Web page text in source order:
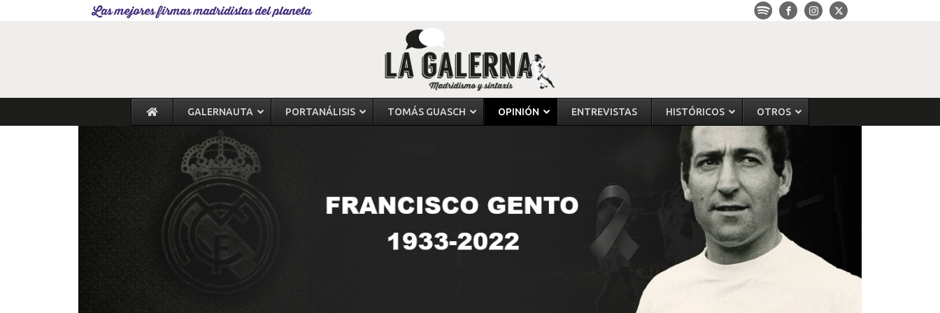
Las mejores firmas madridistas del planeta
GALERNAUTA PORTANÁLISIS TOMÁS GUASCH OPINIÓN ENTREVISTAS HISTÓRICOS OTROS